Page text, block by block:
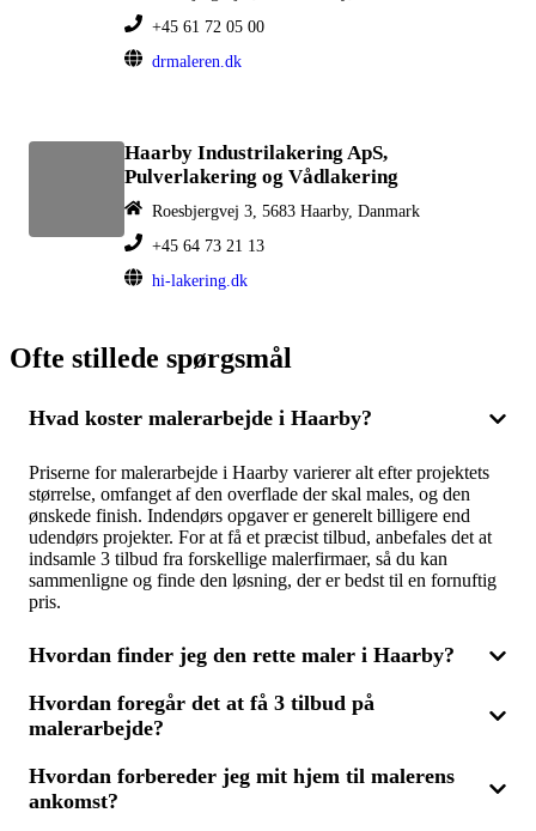
+45 61 72 05 00
drmaleren.dk
Haarby Industrilakering ApS,
Pulverlakering og Vådlakering
Roesbjergvej 3, 5683 Haarby, Danmark
+45 64 73 21 13
hi-lakering.dk
Ofte stillede spørgsmål
Hvad koster malerarbejde i Haarby?
Priserne for malerarbejde i Haarby varierer alt efter projektets
størrelse, omfanget af den overflade der skal males, og den
ønskede finish. Indendørs opgaver er generelt billigere end
udendørs projekter. For at få et præcist tilbud, anbefales det at
indsamle 3 tilbud fra forskellige malerfirmaer, så du kan
sammenligne og finde den løsning, der er bedst til en fornuftig
pris.
Hvordan finder jeg den rette maler i Haarby?
For at finde den ideelle maler i Haarby, kan du begynde med at
modtage 3 forskellige tilbud fra malerfirmaer. Det er vigtigt
firmaernes anmeldelser og erfaring. Vælg en maler, der kan
levere kvalitet til den pris, der matcher dine forventninger.
Hvordan foregår det at få 3 tilbud på
malerarbejde?
Ved at anmode om 3 tilbud på malerarbejde, skal du kort
beskrive din opgave. Derefter sender forskellige malerfirmaer
Hvordan forbereder jeg mit hjem til malerens
ankomst?